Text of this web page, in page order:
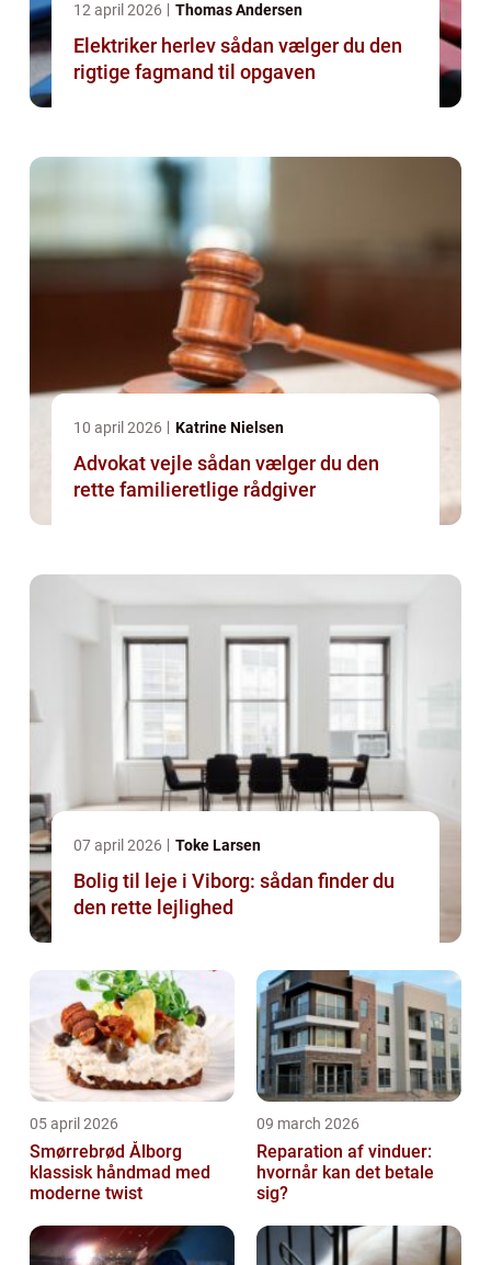
12 april 2026 Thomas Andersen
Elektriker herlev sådan vælger du den
rigtige fagmand til opgaven
10 april 2026 Katrine Nielsen
Advokat vejle sådan vælger du den
rette familieretlige rådgiver
07 april 2026 Toke Larsen
Bolig til leje i Viborg: sådan finder du
den rette lejlighed
05 april 2026
Smørrebrød Ålborg
klassisk håndmad med
moderne twist
09 march 2026
Reparation af vinduer:
hvornår kan det betale
sig?